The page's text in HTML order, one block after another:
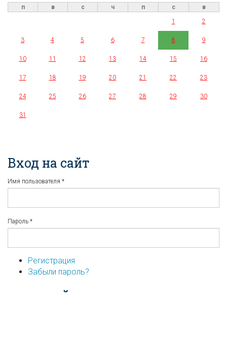
п в с ч п с
в
1
2
3 4 5 6 7 8 9
10 11 12 13 14 15 16
17 18 19 20 21 22 23
24 25 26 27 28 29 30
31
Вход на сайт
Имя пользователя *
Пароль *
Регистрация
Забыли пароль?
...или войдите используя